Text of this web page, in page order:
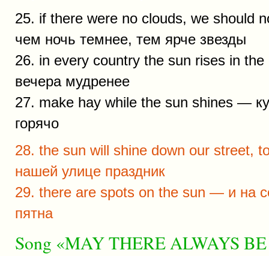
25. if there were no clouds, we should
чем ночь темнее, тем ярче звезды
26. in every country the sun rises in
вечера мудренее
27. make hay while the sun shines —
горячо
28. the sun will shine down our street,
нашей улице праздник
29. there are spots on the sun — и на
пятна
Song «MAY THERE ALWAYS